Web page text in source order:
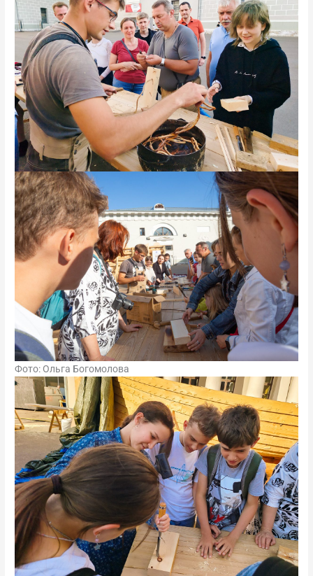
Фото: Ольга Богомолова